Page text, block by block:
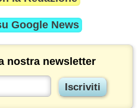
Google News
nostra newsletter